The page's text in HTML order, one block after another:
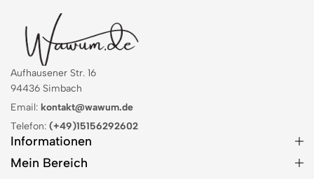
Aufhausener Str. 16
94436 Simbach
Email: kontakt@wawum.de
Telefon: (+49)15156292602
Informationen
Mein Bereich